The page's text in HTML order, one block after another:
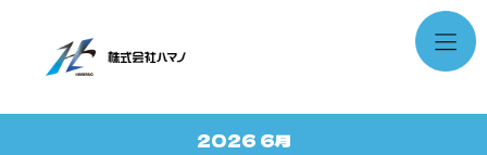
2026 6月